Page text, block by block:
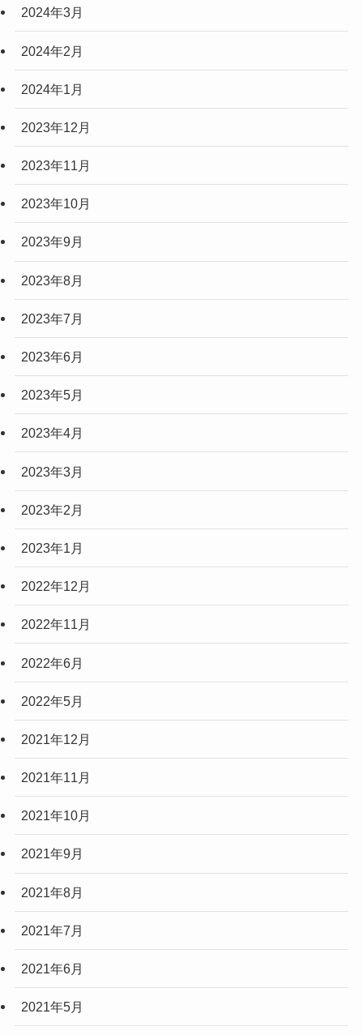
2024年3月
2024年2月
2024年1月
2023年12月
2023年11月
2023年10月
2023年9月
2023年8月
2023年7月
2023年6月
2023年5月
2023年4月
2023年3月
2023年2月
2023年1月
2022年12月
2022年11月
2022年6月
2022年5月
2021年12月
2021年11月
2021年10月
2021年9月
2021年8月
2021年7月
2021年6月
2021年5月